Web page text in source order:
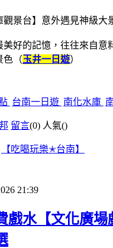
美好的記憶，往往來自
色（玉井一日遊）
台南一日遊 南化水庫
留言(0) 人氣()
【吃喝玩樂✭台南】
21:39
戲水【文化廣